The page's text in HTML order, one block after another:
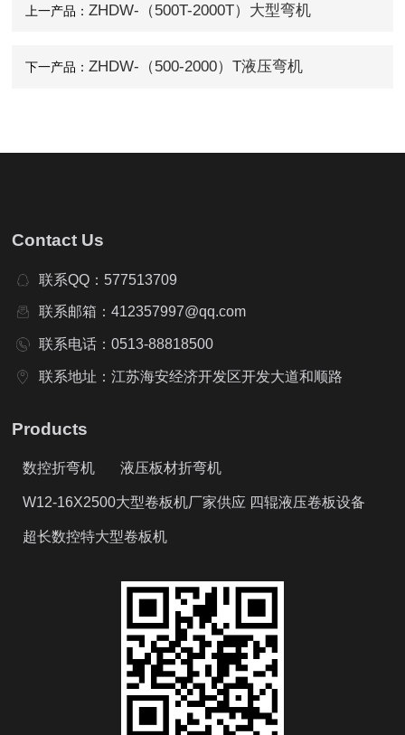
上一产品： ZHDW-（500T-2000T）大型弯机
下一产品： ZHDW-（500-2000）T液压弯机
Contact Us
联系QQ：577513709
联系邮箱：412357997@qq.com
联系电话：0513-88818500
联系地址：江苏海安经济开发区开发大道和顺路
Products
数控折弯机 液压板材折弯机
W12-16X2500大型卷板机厂家供应 四辊液压卷板设备
超长数控特大型卷板机